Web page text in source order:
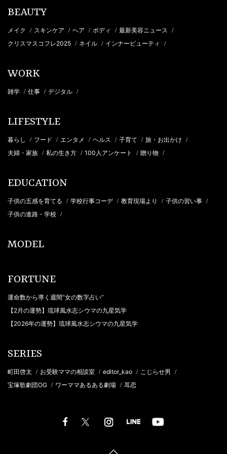
BEAUTY
メイク / スキンケア / ヘア / ボディ / 最新美容ニュース /
クリスマスコフレ2025 / ネイル / インナービューティ /
WORK
雑学 / 仕事 / デジタル /
LIFESTYLE
暮らし / フード / エンタメ / ヘルス / 子育て / 旅・お出かけ /
夫婦・家族 / 私の生き方 / 100人アンケート / 贈り物 /
EDUCATION
子供の五感を育てる / 学校行事コーデ / 教育現場より / 子供の習い事 /
子供の進路・学校 /
MODEL
FORTUNE
運命数から導く週間“女の数字占い”
【2月の運勢】琉球風水志シウマの九星気学
【2026年の運勢】琉球風水志シウマの九星気学
SERIES
町田啓太 / お受験ママの相談室 / editor_kao / こじらせ男 /
宝塚歌劇団OG / ワーママあるある劇場 / 耳恋